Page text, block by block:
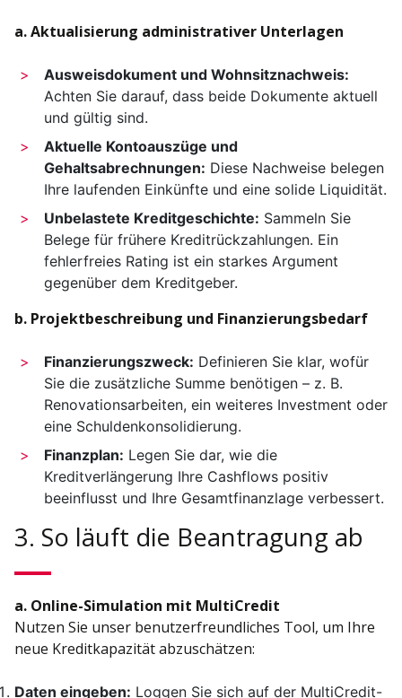
a. Aktualisierung administrativer Unterlagen
Ausweisdokument und Wohnsitznachweis:
Achten Sie darauf, dass beide Dokumente aktuell
und gültig sind.
Aktuelle Kontoauszüge und
Gehaltsabrechnungen: Diese Nachweise belegen
Ihre laufenden Einkünfte und eine solide Liquidität.
Unbelastete Kreditgeschichte: Sammeln Sie
Belege für frühere Kreditrückzahlungen. Ein
fehlerfreies Rating ist ein starkes Argument
gegenüber dem Kreditgeber.
b. Projektbeschreibung und Finanzierungsbedarf
Finanzierungszweck: Definieren Sie klar, wofür
Sie die zusätzliche Summe benötigen – z. B.
Renovationsarbeiten, ein weiteres Investment oder
eine Schuldenkonsolidierung.
Finanzplan: Legen Sie dar, wie die
Kreditverlängerung Ihre Cashflows positiv
beeinflusst und Ihre Gesamtfinanzlage verbessert.
3. So läuft die Beantragung ab
a. Online-Simulation mit MultiCredit
Nutzen Sie unser benutzerfreundliches Tool, um Ihre
neue Kreditkapazität abzuschätzen:
Daten eingeben: Loggen Sie sich auf der MultiCredit-